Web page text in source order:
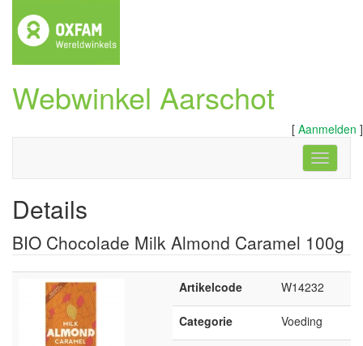
Webwinkel Aarschot
[ Aanmelden ]
Details
BIO Chocolade Milk Almond Caramel 100g
Artikelcode W14232
Categorie Voeding